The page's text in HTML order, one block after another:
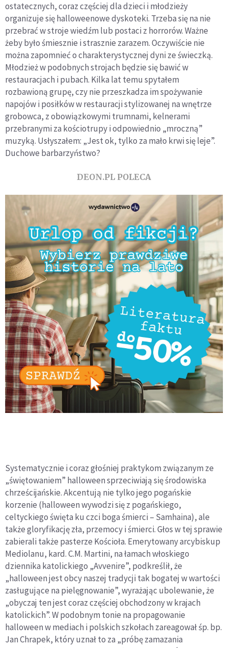
ostatecznych, coraz częściej dla dzieci i młodzieży
organizuje się halloweenowe dyskoteki. Trzeba się na nie
przebrać w stroje wiedźm lub postaci z horrorów. Ważne
żeby było śmiesznie i strasznie zarazem. Oczywiście nie
można zapomnieć o charakterystycznej dyni ze świeczką.
Młodzież w podobnych strojach będzie się bawić w
restauracjach i pubach. Kilka lat temu spytałem
rozbawioną grupę, czy nie przeszkadza im spożywanie
napojów i posiłków w restauracji stylizowanej na wnętrze
grobowca, z obowiązkowymi trumnami, kelnerami
przebranymi za kościotrupy i odpowiednio „mroczną”
muzyką. Usłyszałem: „Jest ok, tylko za mało krwi się leje”.
Duchowe barbarzyństwo?
DEON.PL POLECA
Systematycznie i coraz głośniej praktykom związanym ze
„świętowaniem” halloween sprzeciwiają się środowiska
chrześcijańskie. Akcentują nie tylko jego pogańskie
korzenie (halloween wywodzi się z pogańskiego,
celtyckiego święta ku czci boga śmierci – Samhaina), ale
także gloryfikację zła, przemocy i śmierci. Głos w tej sprawie
zabierali także pasterze Kościoła. Emerytowany arcybiskup
Mediolanu, kard. C.M. Martini, na łamach włoskiego
dziennika katolickiego „Avvenire”, podkreślił, że
„halloween jest obcy naszej tradycji tak bogatej w wartości
zasługujące na pielęgnowanie”, wyrażając ubolewanie, że
„obyczaj ten jest coraz częściej obchodzony w krajach
katolickich”. W podobnym tonie na propagowanie
halloween w mediach i polskich szkołach zareagował śp. bp.
Jan Chrapek, który uznał to za „próbę zamazania